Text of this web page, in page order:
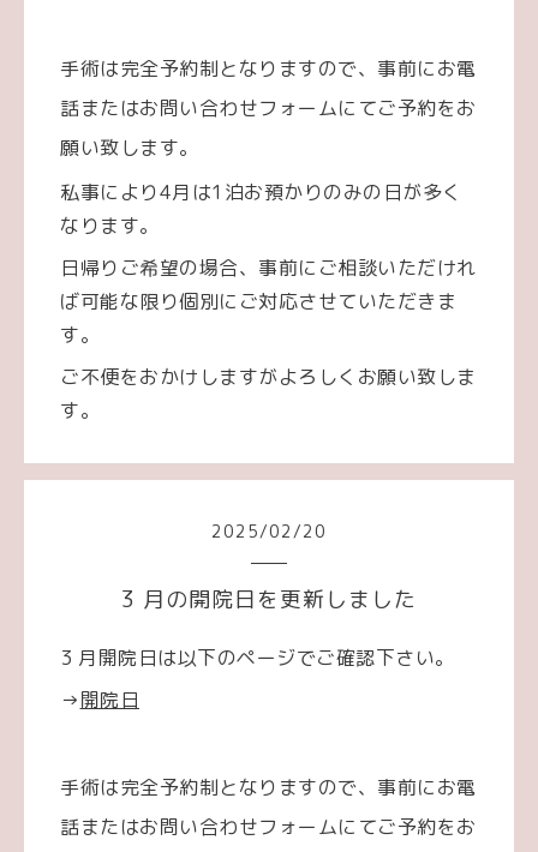
手術は完全予約制となりますので、事前にお電
話またはお問い合わせフォームにてご予約をお
願い致します。
私事により4月は1泊お預かりのみの日が多く
なります。
日帰りご希望の場合、事前にご相談いただけれ
ば可能な限り個別にご対応させていただきま
す。
ご不便をおかけしますがよろしくお願い致しま
す。
2025/02/20
3 月の開院日を更新しました
3 月開院日は以下のページでご確認下さい。
→開院日
手術は完全予約制となりますので、事前にお電
話またはお問い合わせフォームにてご予約をお